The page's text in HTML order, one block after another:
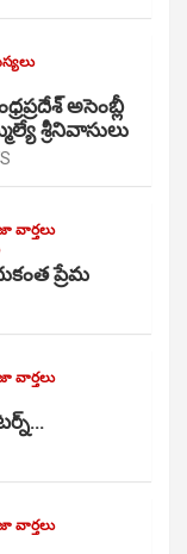
అసెంబ్లీ
శ్రీనివాసులు
వార్తలు
ప్రేమ
వార్తలు
వార్తలు